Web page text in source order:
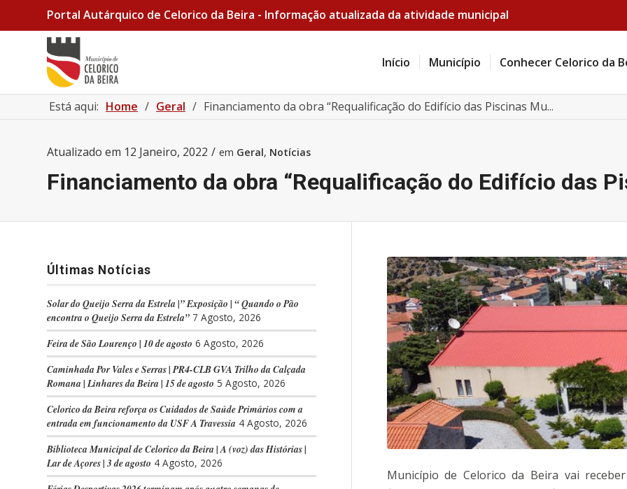
Portal Autárquico de Celorico da Beira - Informação atualizada da atividade municipal
Início Município Conhecer Celorico da
Está aqui: Home / Geral / Financiamento da obra “Requalificação do Edifício das Piscinas Mu...
Atualizado em 12 Janeiro, 2022 / em Geral, Notícias
Financiamento da obra “Requalificação do Edifício das
Município de Celorico da Beira vai
Últimas Notícias
Solar do Queijo Serra da Estrela |” Exposição | “ Quando o Pão
encontra o Queijo Serra da Estrela” 7 Agosto, 2026
Feira de São Lourenço | 10 de agosto 6 Agosto, 2026
Caminhada Por Vales e Serras | PR4-CLB GVA Trilho da Calçada
Romana | Linhares da Beira | 15 de agosto 5 Agosto, 2026
Celorico da Beira reforça os Cuidados de Saúde Primários com a
entrada em funcionamento da USF A Travessia 4 Agosto, 2026
Biblioteca Municipal de Celorico da Beira | A (voz) das Histórias |
Lar de Açores | 3 de agosto 4 Agosto, 2026